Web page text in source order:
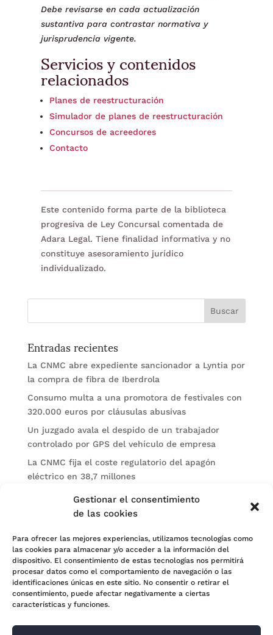
Gestionar el consentimiento
de las cookies
Para ofrecer las mejores experiencias, utilizamos tecnologías como
las cookies para almacenar y/o acceder a la información del
dispositivo. El consentimiento de estas tecnologías nos permitirá
procesar datos como el comportamiento de navegación o las
identificaciones únicas en este sitio. No consentir o retirar el
consentimiento, puede afectar negativamente a ciertas
características y funciones.
Debe revisarse en cada actualización
sustantiva para contrastar normativa y
jurisprudencia vigente.
Servicios y contenidos
relacionados
Planes de reestructuración
Simulador de planes de reestructuración
Concursos de acreedores
Contacto
Este contenido forma parte de la biblioteca
progresiva de Ley Concursal comentada de
Adara Legal. Tiene finalidad informativa y no
constituye asesoramiento jurídico
individualizado.
Entradas recientes
La CNMC abre expediente sancionador a Lyntia por
la compra de fibra de Iberdrola
Consumo multa a una promotora de festivales con
320.000 euros por cláusulas abusivas
Un juzgado avala el despido de un trabajador
controlado por GPS del vehículo de empresa
La CNMC fija el coste regulatorio del apagón
eléctrico en 38,7 millones
El BOE publica sanciones de la CNMV a Soltec y
Categorías
Actualidad
Noticias Jurídicas
Subastas